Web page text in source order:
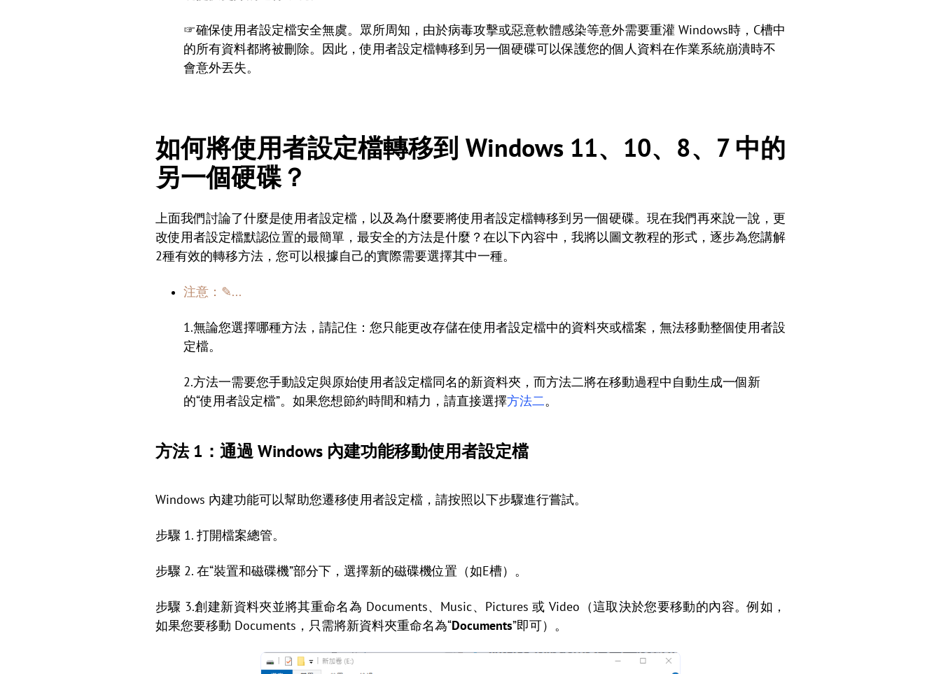
☞確保使用者設定檔安全無虞。眾所周知，由於病毒攻擊或惡意軟體感染等意外需要重灌 Windows時，C槽中
的所有資料都將被刪除。因此，使用者設定檔轉移到另一個硬碟可以保護您的個人資料在作業系統崩潰時不
會意外丟失。
如何將使用者設定檔轉移到 Windows 11、10、8、7 中的
另一個硬碟？
上面我們討論了什麼是使用者設定檔，以及為什麼要將使用者設定檔轉移到另一個硬碟。現在我們再來說一說，更
改使用者設定檔默認位置的最簡單，最安全的方法是什麼？在以下內容中，我將以圖文教程的形式，逐步為您講解
2種有效的轉移方法，您可以根據自己的實際需要選擇其中一種。
注意：✎...
1.無論您選擇哪種方法，請記住：您只能更改存儲在使用者設定檔中的資料夾或檔案，無法移動整個使用者設
定檔。
2.方法一需要您手動設定與原始使用者設定檔同名的新資料夾，而方法二將在移動過程中自動生成一個新
的“使用者設定檔”。如果您想節約時間和精力，請直接選擇方法二。
方法 1：通過 Windows 內建功能移動使用者設定檔
Windows 內建功能可以幫助您遷移使用者設定檔，請按照以下步驟進行嘗試。
步驟 1. 打開檔案總管。
步驟 2. 在“裝置和磁碟機”部分下，選擇新的磁碟機位置（如E槽）。
步驟 3.創建新資料夾並將其重命名為 Documents、Music、Pictures 或 Video（這取決於您要移動的內容。例如，
如果您要移動 Documents，只需將新資料夾重命名為“Documents”即可）。